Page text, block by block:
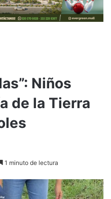
Niños
de la Tierra
1 minuto de lectura